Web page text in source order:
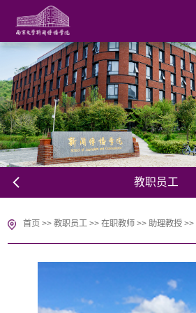
教职员工
首页 >>教职员工 >>在职教师 >>助理教授 >>